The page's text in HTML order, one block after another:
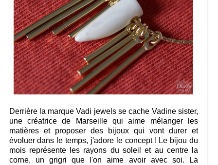
Derrière la marque Vadi jewels se cache Vadine sister,
une créatrice de Marseille qui aime mélanger les
matières et proposer des bijoux qui vont durer et
évoluer dans le temps, j'adore le concept ! Le bijou du
mois représente les rayons du soleil et au centre la
corne, un grigri que l'on aime avoir avec soi. La